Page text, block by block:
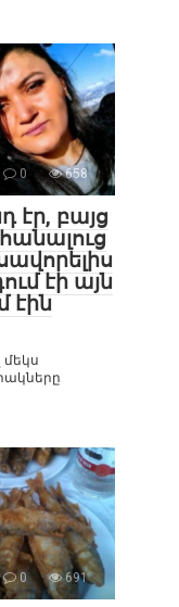
0 658
էր, բայց
էի այն
էին
մեկս
0 691